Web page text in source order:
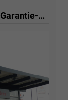
Selection 1.0 TSI 95 PS 4-Jahre-Garantie-AppleCarPlay-AndroidAuto-LED-PDC-Sitzheizung-DAB-Klima